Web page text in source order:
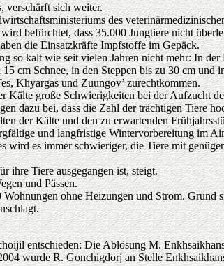
verschärft sich weiter.
des
befürchtet, dass 35.000 Jungtiere nicht
die Einsatzkräfte Impfstoffe im Gepäck.
so kalt wie seit vielen Jahren nicht mehr: In
cm Schnee, in den Steppen bis zu 30 cm und
Khyargas und Zuungov’ zurechtkommen.
Kälte große Schwierigkeiten bei der Aufzucht
dazu bei, dass die Zahl der trächtigen Tiere
der Kälte und den zu erwartenden
und langfristige Wintervorbereitung im
es immer schwieriger, die Tiere mit
ihre Tiere ausgegangen ist, steigt.
und Pässen.
ohne Heizungen und Strom. Grund
entschieden: Die Ablösung M.
wurde R. Gonchigdorj an Stelle